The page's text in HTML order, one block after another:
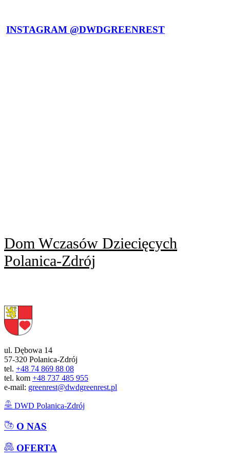
INSTAGRAM @DWDGREENREST
Dom Wczasów Dziecięcych
Polanica-Zdrój
ul. Dębowa 14
57-320 Polanica-Zdrój
tel. +48 74 869 88 08
tel. kom +48 737 485 955
e-mail: greenrest@dwdgreenrest.pl
DWD Polanica-Zdrój
O NAS
OFERTA